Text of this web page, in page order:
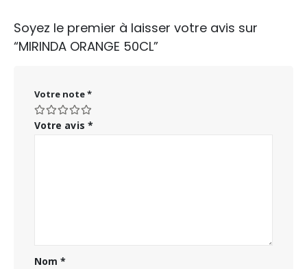
Soyez le premier à laisser votre avis sur
“MIRINDA ORANGE 50CL”
Votre note*
Votre avis *
Nom*